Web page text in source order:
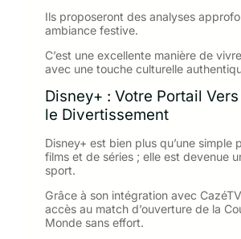
Ils proposeront des analyses
ambiance festive.
C’est une excellente manière de
avec une touche culturelle
Disney+ : Votre Portail
le Divertissement
Disney+ est bien plus qu’une simple
films et de séries ; elle est devenue
sport.
Grâce à son intégration avec
accès au match d’ouverture de la
Monde sans effort.